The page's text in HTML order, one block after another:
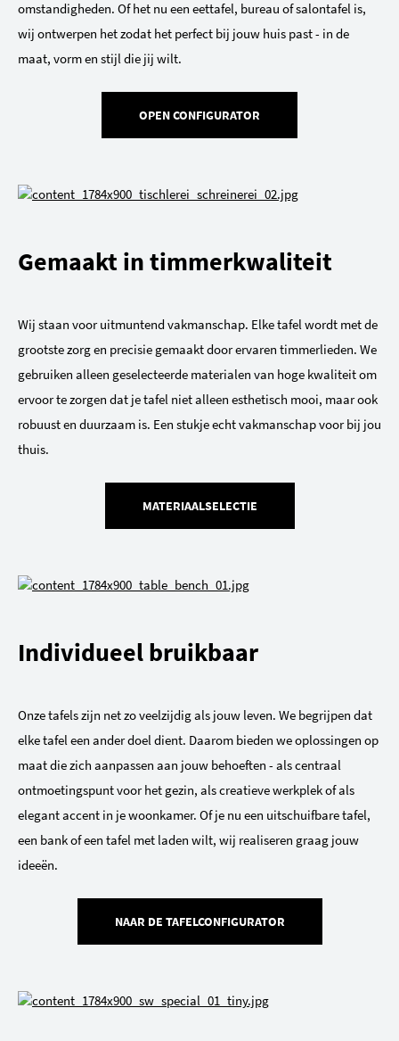
omstandigheden. Of het nu een eettafel, bureau of salontafel is,
wij ontwerpen het zodat het perfect bij jouw huis past - in de
maat, vorm en stijl die jij wilt.
OPEN CONFIGURATOR
Gemaakt in timmerkwaliteit
Wij staan voor uitmuntend vakmanschap. Elke tafel wordt met de
grootste zorg en precisie gemaakt door ervaren timmerlieden. We
gebruiken alleen geselecteerde materialen van hoge kwaliteit om
ervoor te zorgen dat je tafel niet alleen esthetisch mooi, maar ook
robuust en duurzaam is. Een stukje echt vakmanschap voor bij jou
thuis.
MATERIAALSELECTIE
Individueel bruikbaar
Onze tafels zijn net zo veelzijdig als jouw leven. We begrijpen dat
elke tafel een ander doel dient. Daarom bieden we oplossingen op
maat die zich aanpassen aan jouw behoeften - als centraal
ontmoetingspunt voor het gezin, als creatieve werkplek of als
elegant accent in je woonkamer. Of je nu een uitschuifbare tafel,
een bank of een tafel met laden wilt, wij realiseren graag jouw
ideeën.
NAAR DE TAFELCONFIGURATOR